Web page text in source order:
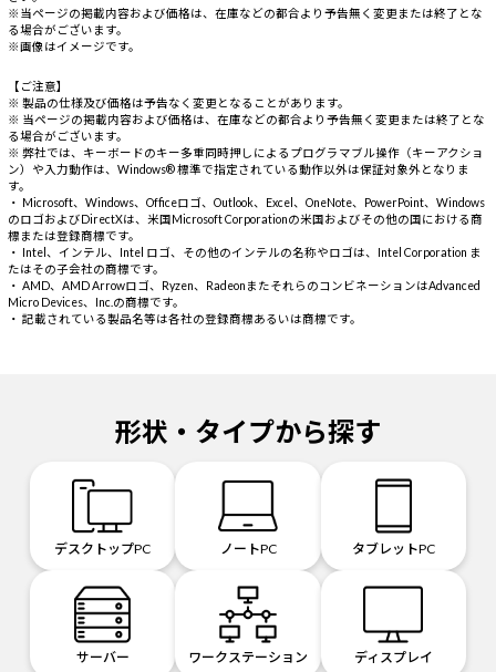
※当ページの掲載内容および価格は、在庫などの都合より予告無く変更または終了とな
る場合がございます。
※画像はイメージです。
【ご注意】
※ 製品の仕様及び価格は予告なく変更となることがあります。
※ 当ページの掲載内容および価格は、在庫などの都合より予告無く変更または終了とな
る場合がございます。
※ 弊社では、キーボードのキー多重同時押しによるプログラマブル操作（キーアクショ
ン）や入力動作は、Windows® 標準で指定されている動作以外は保証対象外となりま
す。
・ Microsoft、Windows、Officeロゴ、Outlook、Excel、OneNote、PowerPoint、Windows
のロゴおよびDirectXは、米国Microsoft Corporationの米国およびその他の国における商
標または登録商標です。
・ Intel、インテル、Intel ロゴ、その他のインテルの名称やロゴは、Intel Corporation ま
たはその子会社の商標です。
・ AMD、AMD Arrowロゴ、Ryzen、RadeonまたそれらのコンビネーションはAdvanced
Micro Devices、Inc.の商標です。
・ 記載されている製品名等は各社の登録商標あるいは商標です。
形状・タイプから探す
デスクトップPC ノートPC タブレットPC
サーバー ワークステーション ディスプレイ